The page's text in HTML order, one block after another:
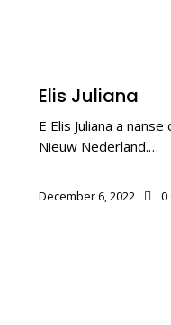
Elis Juliana
E Elis Juliana a
Nieuw Nederland.…
December 6, 2022 0